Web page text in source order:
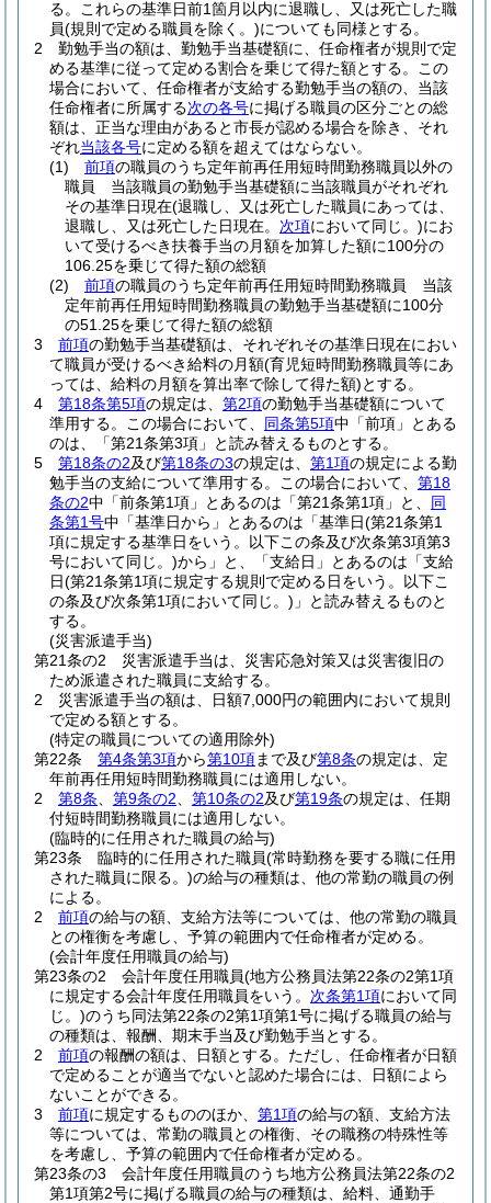
る。
これらの基準日前1箇月以内に退職し、又は死亡した職
員(規則で定める職員を除く。)についても同様とする。
2
勤勉手当の額は、勤勉手当基礎額に、任命権者が規則で定
める基準に従って定める割合を乗じて得た額とする。
この
場合において、任命権者が支給する勤勉手当の額の、当該
任命権者に所属する次の各号に掲げる職員の区分ごとの総
額は、正当な理由があると市長が認める場合を除き、それ
ぞれ当該各号に定める額を超えてはならない。
(1)
前項の職員のうち定年前再任用短時間勤務職員以外の
職員 当該職員の勤勉手当基礎額に当該職員がそれぞれ
その基準日現在(退職し、又は死亡した職員にあっては、
退職し、又は死亡した日現在。 次項において同じ。)にお
いて受けるべき扶養手当の月額を加算した額に100分の
106.25を乗じて得た額の総額
(2)
前項の職員のうち定年前再任用短時間勤務職員 当該
定年前再任用短時間勤務職員の勤勉手当基礎額に100分
の51.25を乗じて得た額の総額
3
前項の勤勉手当基礎額は、それぞれその基準日現在におい
て職員が受けるべき給料の月額(育児短時間勤務職員等にあ
っては、給料の月額を算出率で除して得た額)とする。
4
第18条第5項の規定は、 第2項の勤勉手当基礎額について
準用する。
この場合において、 同条第5項中「前項」とある
のは、「第21条第3項」と読み替えるものとする。
5
第18条の2及び第18条の3の規定は、 第1項の規定による勤
勉手当の支給について準用する。
この場合において、 第18
条の2中「前条第1項」とあるのは「第21条第1項」と、 同
条第1号中「基準日から」とあるのは「基準日(第21条第1
項に規定する基準日をいう。以下この条及び次条第3項第3
号において同じ。)から」と、「支給日」とあるのは「支給
日(第21条第1項に規定する規則で定める日をいう。以下こ
の条及び次条第1項において同じ。) 」と読み替えるものと
する。
(災害派遣手当)
第21条の2
災害派遣手当は、災害応急対策又は災害復旧の
ため派遣された職員に支給する。
2
災害派遣手当の額は、日額7,000円の範囲内において規則
で定める額とする。
(特定の職員についての適用除外)
第22条
第4条第3項から第10項まで及び第8条の規定は、定
年前再任用短時間勤務職員には適用しない。
2
第8条 第9条の2 第10条の2及び第19条の規定は、任期
付短時間勤務職員には適用しない。
(臨時的に任用された職員の給与)
第23条
臨時的に任用された職員(常時勤務を要する職に任用
された職員に限る。)の給与の種類は、他の常勤の職員の例
による。
2
前項の給与の額、支給方法等については、他の常勤の職員
との権衡を考慮し、予算の範囲内で任命権者が定める。
(会計年度任用職員の給与)
第23条の2
会計年度任用職員(地方公務員法第22条の2第1項
に規定する会計年度任用職員をいう。 次条第1項において同
じ。)のうち同法第22条の2第1項第1号に掲げる職員の給与
の種類は、報酬、期末手当及び勤勉手当とする。
2
前項の報酬の額は、日額とする。 ただし、任命権者が日額
で定めることが適当でないと認めた場合には、日額によら
ないことができる。
3
前項に規定するもののほか、 第1項の給与の額、支給方法
等については、常勤の職員との権衡、その職務の特殊性等
を考慮し、予算の範囲内で任命権者が定める。
第23条の3
会計年度任用職員のうち地方公務員法第22条の2
第1項第2号に掲げる職員の給与の種類は、給料、通勤手